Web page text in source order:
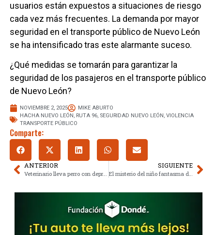
usuarios están expuestos a situaciones de riesgo
cada vez más frecuentes. La demanda por mayor
seguridad en el transporte público de Nuevo León
se ha intensificado tras este alarmante suceso.
¿Qué medidas se tomarán para garantizar la
seguridad de los pasajeros en el transporte público
de Nuevo León?
NOVIEMBRE 2, 2025
MIKE ABURTO
HACHA NUEVO LEÓN , RUTA 96, SEGURIDAD NUEVO LEÓN , VIOLENCIA
TRANSPORTE PÚBLICO
Comparte:
ANTERIOR
Veterinario lleva perro con depresión a escuela y conmueve a redes
SIGUIENTE
El misterio del niño fantasma de Chiapas que desapareció en plena carretera